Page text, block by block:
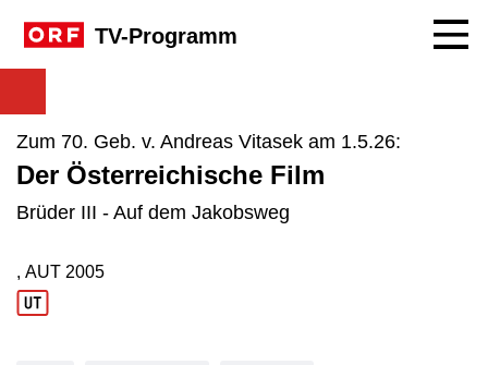
TV-Programm
Zum 70. Geb. v. Andreas Vitasek am 1.5.26:
Der Österreichische Film
Brüder III - Auf dem Jakobsweg
Produktionsland: AUT
, AUT
Produktionsjahr: 2005
2005